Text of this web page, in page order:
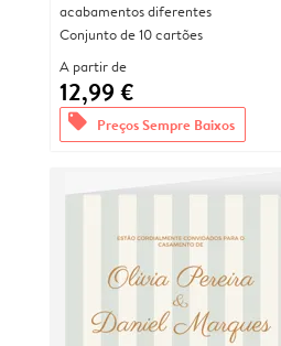
acabamentos diferentes
Conjunto de 10 cartões
A partir de
12,99 €
offers Preços Sempre Baixos